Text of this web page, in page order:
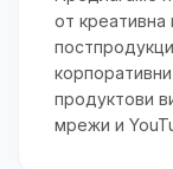
от
продуктови
мрежи и